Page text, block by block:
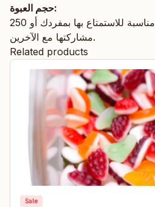
حجم العبوة:
250 جرام، مما يوفر كمية مناسبة للاستمتاع بها بمفردك أو
مشاركتها مع الآخرين.
Related products
Sale